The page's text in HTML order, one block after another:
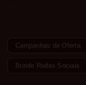
Campanhas de Oferta
Brinde Redes Sociais